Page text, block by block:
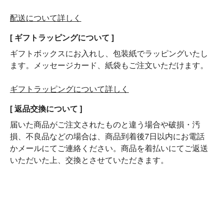
配送について詳しく
[ ギフトラッピングについて ]
ギフトボックスにお入れし、包装紙でラッピングいたし
ます。メッセージカード、紙袋もご注文いただけます。
ギフトラッピングについて詳しく
[ 返品交換について ]
届いた商品がご注文されたものと違う場合や破損・汚
損、不良品などの場合は、商品到着後7日以内にお電話
かメールにてご連絡ください。商品を着払いにてご返送
いただいた上、交換とさせていただきます。